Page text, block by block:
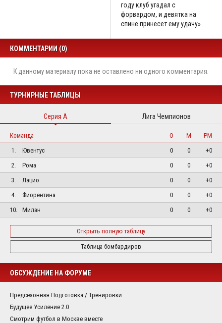
году клуб угадал с
форвардом, и девятка на
спине принесет ему удачу»
КОММЕНТАРИИ (0)
К данному материалу пока не оставлено ни одного комментария.
ТУРНИРНЫЕ ТАБЛИЦЫ
Серия А Лига Чемпионов
Команда О М
РМ
1.
Ювентус 0 0
+0
2.
Рома 0 0
+0
3.
Лацио 0 0
+0
4.
Фиорентина 0 0
+0
10.
Милан 0 0 +0
Открыть полную таблицу
Таблица бомбардиров
ОБСУЖДЕНИЕ НА ФОРУМЕ
Предсезонная Подготовка / Тренировки
Будущее Усиление 2.0
Смотрим футбол в Москве вместе